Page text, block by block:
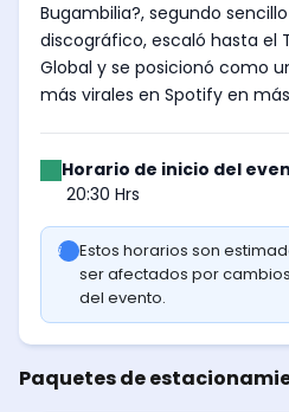
Bugambilia?, segundo
discográfico, escaló hasta el
Global y se posicionó como
más virales en Spotify en
Horario de inicio del
20:30 Hrs
Estos horarios son
ser afectados por
del evento.
Paquetes de